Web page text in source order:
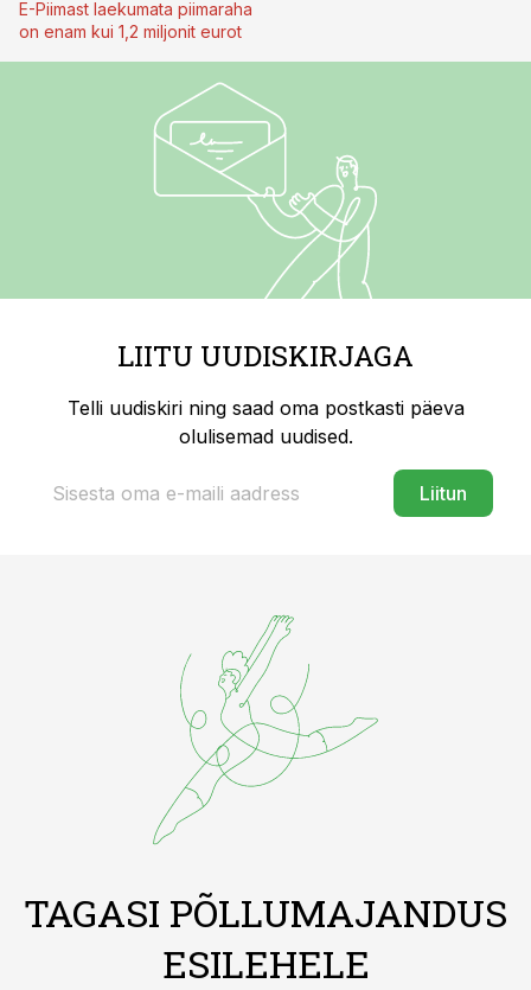
E-Piimast laekumata piimaraha
on enam kui 1,2 miljonit eurot
LIITU UUDISKIRJAGA
Telli uudiskiri ning saad oma postkasti päeva
olulisemad uudised.
Liitun
TAGASI PÕLLUMAJANDUS
ESILEHELE